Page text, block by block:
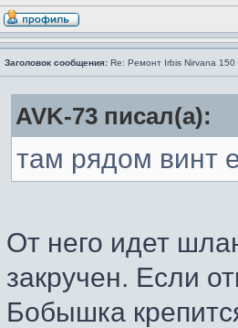
Заголовок сообщения: Re: Ремонт Irbis Nirvana 150
AVK-73 писал(а):
там рядом винт
От него идет
закручен. Если
Бобышка